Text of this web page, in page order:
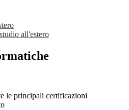
all'estero
le principali certificazioni